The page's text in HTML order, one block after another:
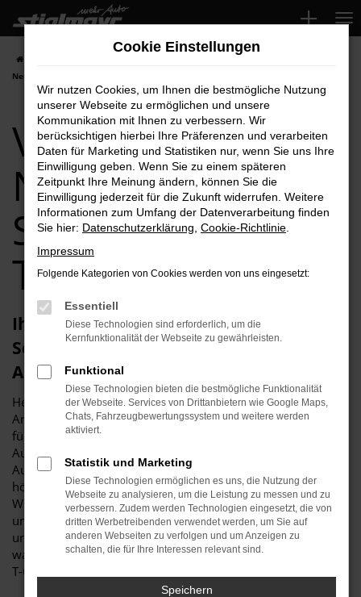
Zum
Hauptinhalt
springen
Neuwagen für Schrobenhausen Top-Angebote
VW T-Cross
Neuwagen für
Schrobenhausen
Top-Angebote
Ihren VW T-Cross Neuwagen für
Schrobenhausen erhalten Sie im
Autohaus Stiglmayr
Herzlich willkommen bei Autohaus Stiglmayr – Ihre erste
Anlaufstelle für exzellente VW T-Cross Neuwagen Fahrzeuge
für Schrobenhausen und Umgebung! Unser renommiertes
Autohaus ist stolz darauf, Ihnen eine herausragende
Auswahl an VW T-Cross Neuwagen zu präsentieren, die
höchste Standards in Sachen Qualität und Leistung erfüllen.
Wir sind seit Jahren Ihr vertrauenswürdiger Partner, wenn es
um erstklassige Automobile geht. Erfahren Sie mehr über
unsere beeindruckende VW T-Cross Neuwagen Flotte und
warum Autohaus Stiglmayr die bevorzugte Adresse für VW
T-Cross Neuwagen Liebhaber ist.
Cookie Einstellungen
Wir nutzen Cookies, um Ihnen die bestmögliche Nutzung
unserer Webseite zu ermöglichen und unsere
Kommunikation mit Ihnen zu verbessern. Wir
berücksichtigen hierbei Ihre Präferenzen und verarbeiten
Daten für Marketing und Statistiken nur, wenn Sie uns Ihre
Einwilligung geben. Wenn Sie zu einem späteren
Zeitpunkt Ihre Meinung ändern, können Sie die
Einwilligung jederzeit für die Zukunft widerrufen. Weitere
Informationen zum Umfang der Datenverarbeitung finden
Sie hier: Datenschutzerklärung Cookie-Richtlinie
Impressum
Folgende Kategorien von Cookies werden von uns eingesetzt:
Essentiell
Diese Technologien sind erforderlich, um die
Kernfunktionalität der Webseite zu gewährleisten.
Funktional
Diese Technologien bieten die bestmögliche Funktionalität
der Webseite. Services von Drittanbietern wie Google Maps,
Chats, Fahrzeugbewertungssystem und weitere werden
aktiviert.
Statistik und Marketing
Diese Technologien ermöglichen es uns, die Nutzung der
Webseite zu analysieren, um die Leistung zu messen und zu
verbessern. Zudem werden Technologien eingesetzt, die von
dritten Werbetreibenden verwendet werden, um Sie auf
anderen Webseiten zu verfolgen und um Anzeigen zu
schalten, die für Ihre Interessen relevant sind.
Speichern